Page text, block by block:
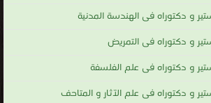
و دكتوراه فى الهندسة المدنية
و دكتوراه فى التمريض
و دكتوراه فى علم الفلسفة
و دكتوراه فى علم الآثار و المتاحف